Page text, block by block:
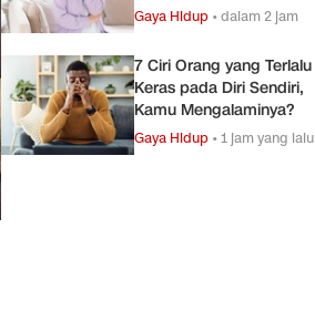
Gaya Hidup •dalam 2 jam
7 Ciri Orang yang Terlalu
Keras pada Diri Sendiri,
Kamu Mengalaminya?
Gaya Hidup •1 jam yang lalu